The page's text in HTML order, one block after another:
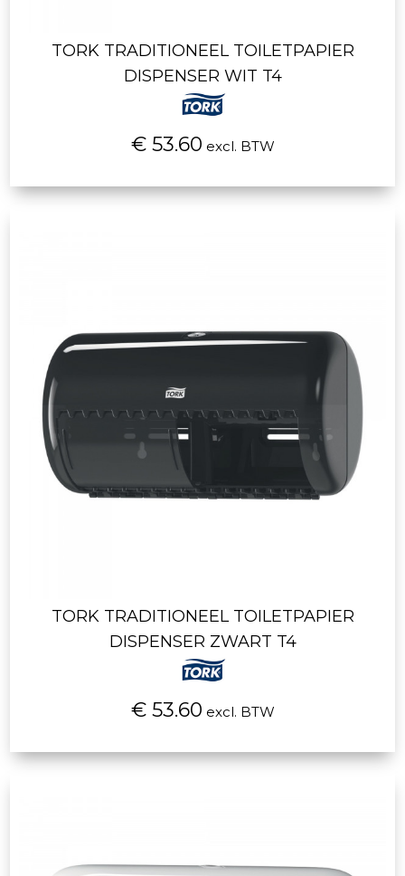
TORK TRADITIONEEL TOILETPAPIER
DISPENSER WIT T4
€ 53.60 excl. BTW
TORK TRADITIONEEL TOILETPAPIER
DISPENSER ZWART T4
€ 53.60 excl. BTW